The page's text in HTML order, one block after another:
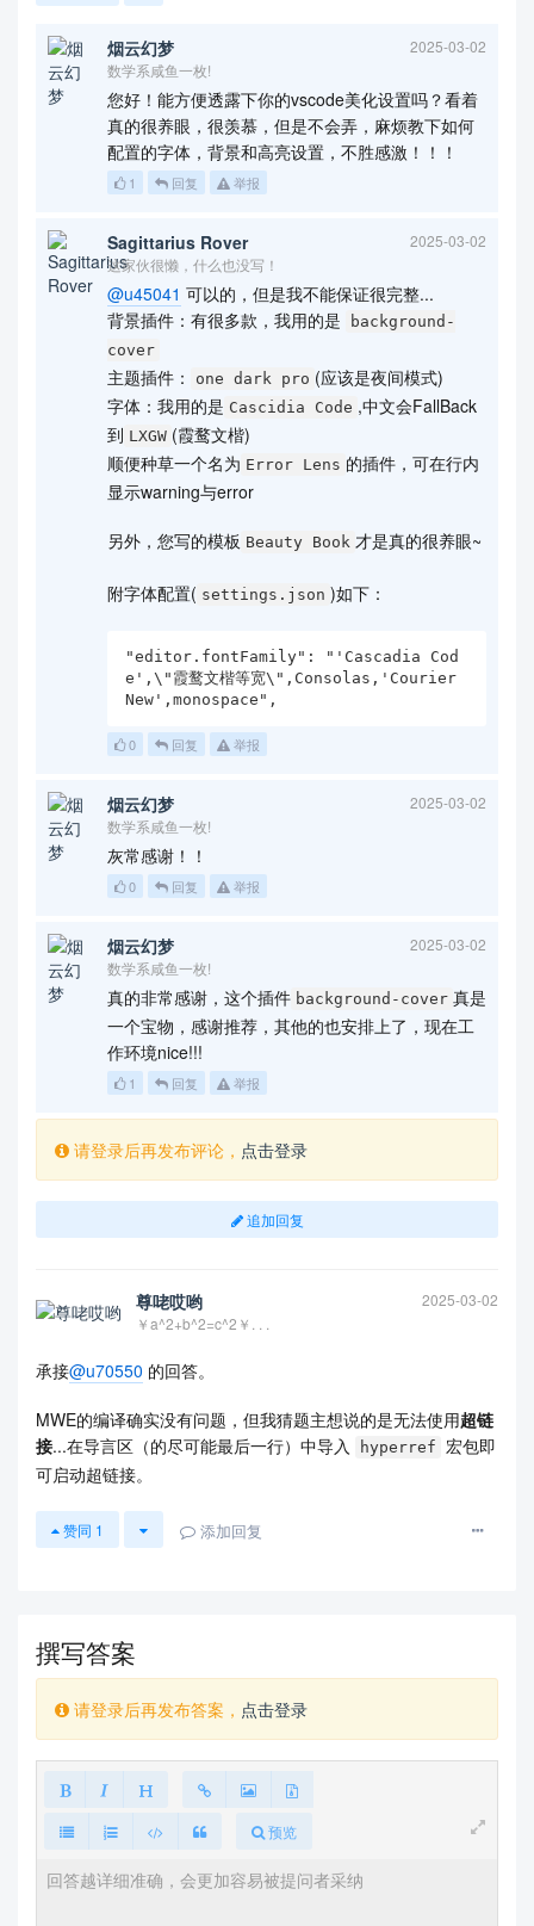
烟云幻梦
2025-03-02
数学系咸鱼一枚!
您好！能方便透露下你的vscode美化设置吗？看着
真的很养眼，很羡慕，但是不会弄，麻烦教下如何
配置的字体，背景和高亮设置，不胜感激！！！
1 回复 举报
Sagittarius Rover
2025-03-02
这家伙很懒，什么也没写！
@u45041 可以的，但是我不能保证很完整...
背景插件：有很多款，我用的是
background-
cover
主题插件： one dark pro (应该是夜间模式)
字体：我用的是 Cascidia Code ,中文会FallBack
到 LXGW (霞鹜文楷)
顺便种草一个名为 Error Lens 的插件，可在行内
显示warning与error
另外，您写的模板 Beauty Book 才是真的很养眼~
附字体配置( settings.json )如下：
"editor.fontFamily": "'Cascadia Cod
e',\"霞鹜文楷等宽\",Consolas,'Courier
New',monospace",
0 回复 举报
烟云幻梦
2025-03-02
数学系咸鱼一枚!
灰常感谢！！
0 回复 举报
烟云幻梦
2025-03-02
数学系咸鱼一枚!
真的非常感谢，这个插件 background-cover 真是
一个宝物，感谢推荐，其他的也安排上了，现在工
作环境nice!!!
1 回复 举报
请登录后再发布评论， 点击登录
追加回复
尊咾哎哟
2025-03-02
￥a^2+b^2=c^2￥. . .
承接@u70550 的回答。
MWE的编译确实没有问题，但我猜题主想说的是无法使用超链
接...在导言区（的尽可能最后一行）中导入 hyperref 宏包即
可启动超链接。
赞同 1 添加回复
撰写答案
请登录后再发布答案， 点击登录
预览